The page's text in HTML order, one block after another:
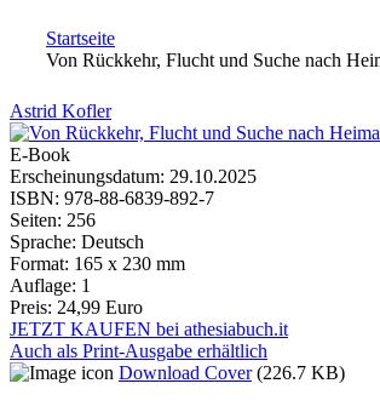
Sie sind hier
Startseite
Von Rückkehr, Flucht und Suche nach
Astrid Kofler
E-Book
Erscheinungsdatum: 29.10.2025
ISBN: 978-88-6839-892-7
Seiten: 256
Sprache: Deutsch
Format: 165 x 230 mm
Auflage: 1
Preis: 24,99 Euro
JETZT KAUFEN bei athesiabuch.it
Auch als Print-Ausgabe erhältlich
Download Cover (226.7 KB)